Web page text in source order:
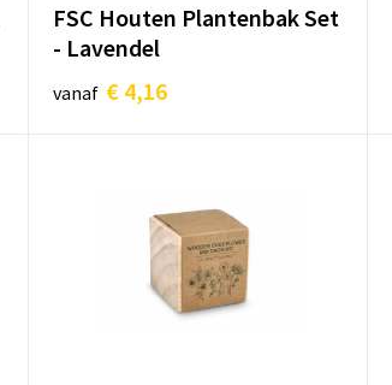
FSC Houten Plantenbak Set
- Lavendel
vanaf € 4,16